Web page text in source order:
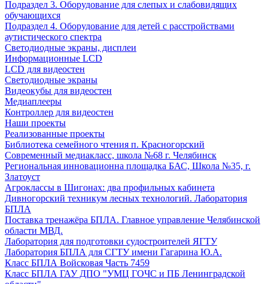
Подраздел 3. Оборудование для слепых и слабовидящих
обучающихся
Подраздел 4. Оборудование для детей с расстройствами
аутистического спектра
Светодиодные экраны, дисплеи
Информационные LCD
LCD для видеостен
Светодиодные экраны
Видеокубы для видеостен
Медиаплееры
Контроллер для видеостен
Наши проекты
Реализованные проекты
Библиотека семейного чтения п. Красногорский
Современный медиакласс, школа №68 г. Челябинск
Региональная инновационна площадка БАС, Школа №35, г.
Златоуст
Агроклассы в Шигонах: два профильных кабинета
Дивногорский техникум лесных технологий. Лаборатория
БПЛА
Поставка тренажёра БПЛА. Главное управление Челябинской
области МВД.
Лаборатория для подготовки судостроителей ЯГТУ
Лаборатория БПЛА для СГТУ имени Гагарина Ю.А.
Класс БПЛА Войсковая Часть 7459
Класс БПЛА ГАУ ДПО "УМЦ ГОЧС и ПБ Ленинградской